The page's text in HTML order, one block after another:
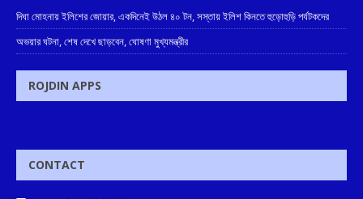
দিঘা মোহনায় ইলিশের জোয়ার, একদিনেই উঠল ৪০ টন, সস্তায় ইলিশ কিনতে হুড়োহুড়ি পর্যটকদের
অভয়ার ঘটনা, শেষ দেখে ছাড়বেন, ঘোষণা মুখ্যমন্ত্রীর
ROJDIN APPS
CONTACT